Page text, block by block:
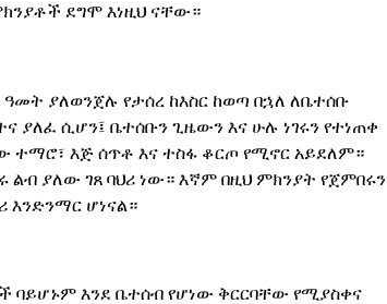
ደግሞ እነዚህ ናቸው።
ዓመት ያለወንጀሉ የታሰረ ከእስር ከወጣ በኋለ ለቤተሰቡ
ያለፈ ሲሆን፤ ቤተሰቡን ጊዜውን እና ሁሉ ነገሩን የተነጠቀ
ተማሮ፣ እጅ ሰጥቶ እና ተስፋ ቆርጦ የሚኖር አይደለም።
ልብ ያለው ገጸ ባህሪ ነው። እኛም በዚህ ምክንያት የጀምበሩን
እንድንማር ሆነናል።
ባይሆኑም እንደ ቤተሰብ የሆነው ቅርርባቸው የሚያስቀና